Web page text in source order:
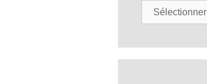
Catégories